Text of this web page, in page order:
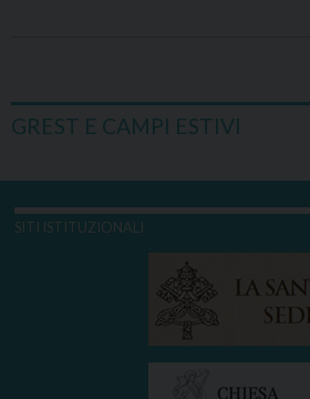
GREST E CAMPI ESTIVI
SITI ISTITUZIONALI